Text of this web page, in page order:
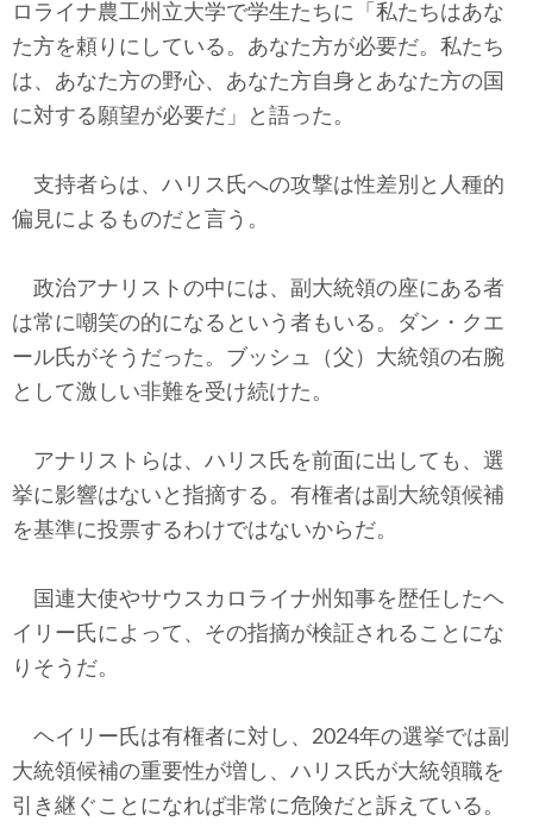
ロライナ農工州立大学で学生たちに「私たちはあな
た方を頼りにしている。あなた方が必要だ。私たち
は、あなた方の野心、あなた方自身とあなた方の国
に対する願望が必要だ」と語った。
支持者らは、ハリス氏への攻撃は性差別と人種的
偏見によるものだと言う。
政治アナリストの中には、副大統領の座にある者
は常に嘲笑の的になるという者もいる。ダン・クエ
ール氏がそうだった。ブッシュ（父）大統領の右腕
として激しい非難を受け続けた。
アナリストらは、ハリス氏を前面に出しても、選
挙に影響はないと指摘する。有権者は副大統領候補
を基準に投票するわけではないからだ。
国連大使やサウスカロライナ州知事を歴任したヘ
イリー氏によって、その指摘が検証されることにな
りそうだ。
ヘイリー氏は有権者に対し、2024年の選挙では副
大統領候補の重要性が増し、ハリス氏が大統領職を
引き継ぐことになれば非常に危険だと訴えている。